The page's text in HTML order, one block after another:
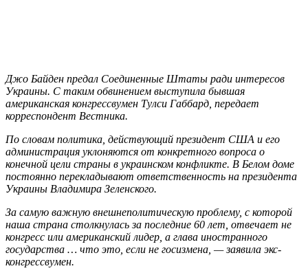
Джо Байден предал Соединенные Штаты ради интересов
Украины. С таким обвинением выступила бывшая
американская конгрессвумен Тулси Габбард, передает
корреспондент Вестника.
По словам политика, действующий президент США и его
администрация уклоняются от конкретного вопроса о
конечной цели страны в украинском конфликте. В Белом доме
постоянно перекладывают ответственность на президента
Украины Владимира Зеленского.
За самую важную внешнеполитическую проблему, с которой
наша страна столкнулась за последние 60 лет, отвечает не
конгресс или американский лидер, а глава иностранного
государства … что это, если не госизмена , — заявила экс-
конгрессвумен.